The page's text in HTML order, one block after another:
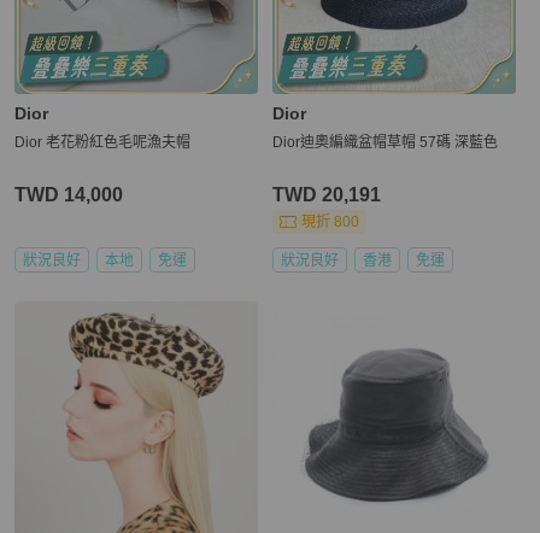
Dior
Dior 老花粉紅色毛呢漁夫帽
TWD 14,000
狀況良好 本地 免運
Dior
Dior迪奧編織盆帽草帽 57碼 深藍色
TWD 20,191
現折 800
狀況良好 香港 免運